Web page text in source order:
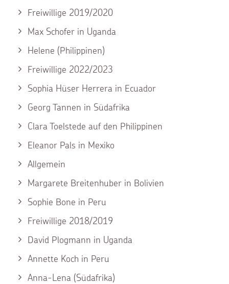
Freiwillige 2019/2020
Max Schofer in Uganda
Helene (Philippinen)
Freiwillige 2022/2023
Sophia Hüser Herrera in Ecuador
Georg Tannen in Südafrika
Clara Toelstede auf den Philippinen
Eleanor Pals in Mexiko
Allgemein
Margarete Breitenhuber in Bolivien
Sophie Bone in Peru
Freiwillige 2018/2019
David Plogmann in Uganda
Annette Koch in Peru
Anna-Lena (Südafrika)